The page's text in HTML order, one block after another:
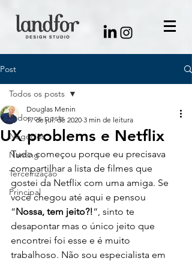
Post
Todos os posts
Negócios
Naming
Terceirização
Principal
Todos os posts
UX problems e Netflix
Douglas Menin
17 de jul. de 2020 3 min de leitura
Tudo começou porque eu precisava
compartilhar a lista de filmes que
gostei da Netflix com uma amiga. Se
você chegou até aqui e pensou
“Nossa, tem jeito?!“, sinto te
desapontar mas o único jeito que
encontrei foi esse e é muito
trabalhoso. Não sou especialista em